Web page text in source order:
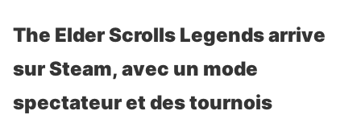
The Elder Scrolls Legends arrive
sur Steam, avec un mode
spectateur et des tournois